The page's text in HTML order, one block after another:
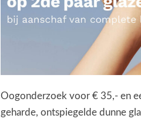
Oogonderzoek voor € 35,- en
geharde, ontspiegelde dunne